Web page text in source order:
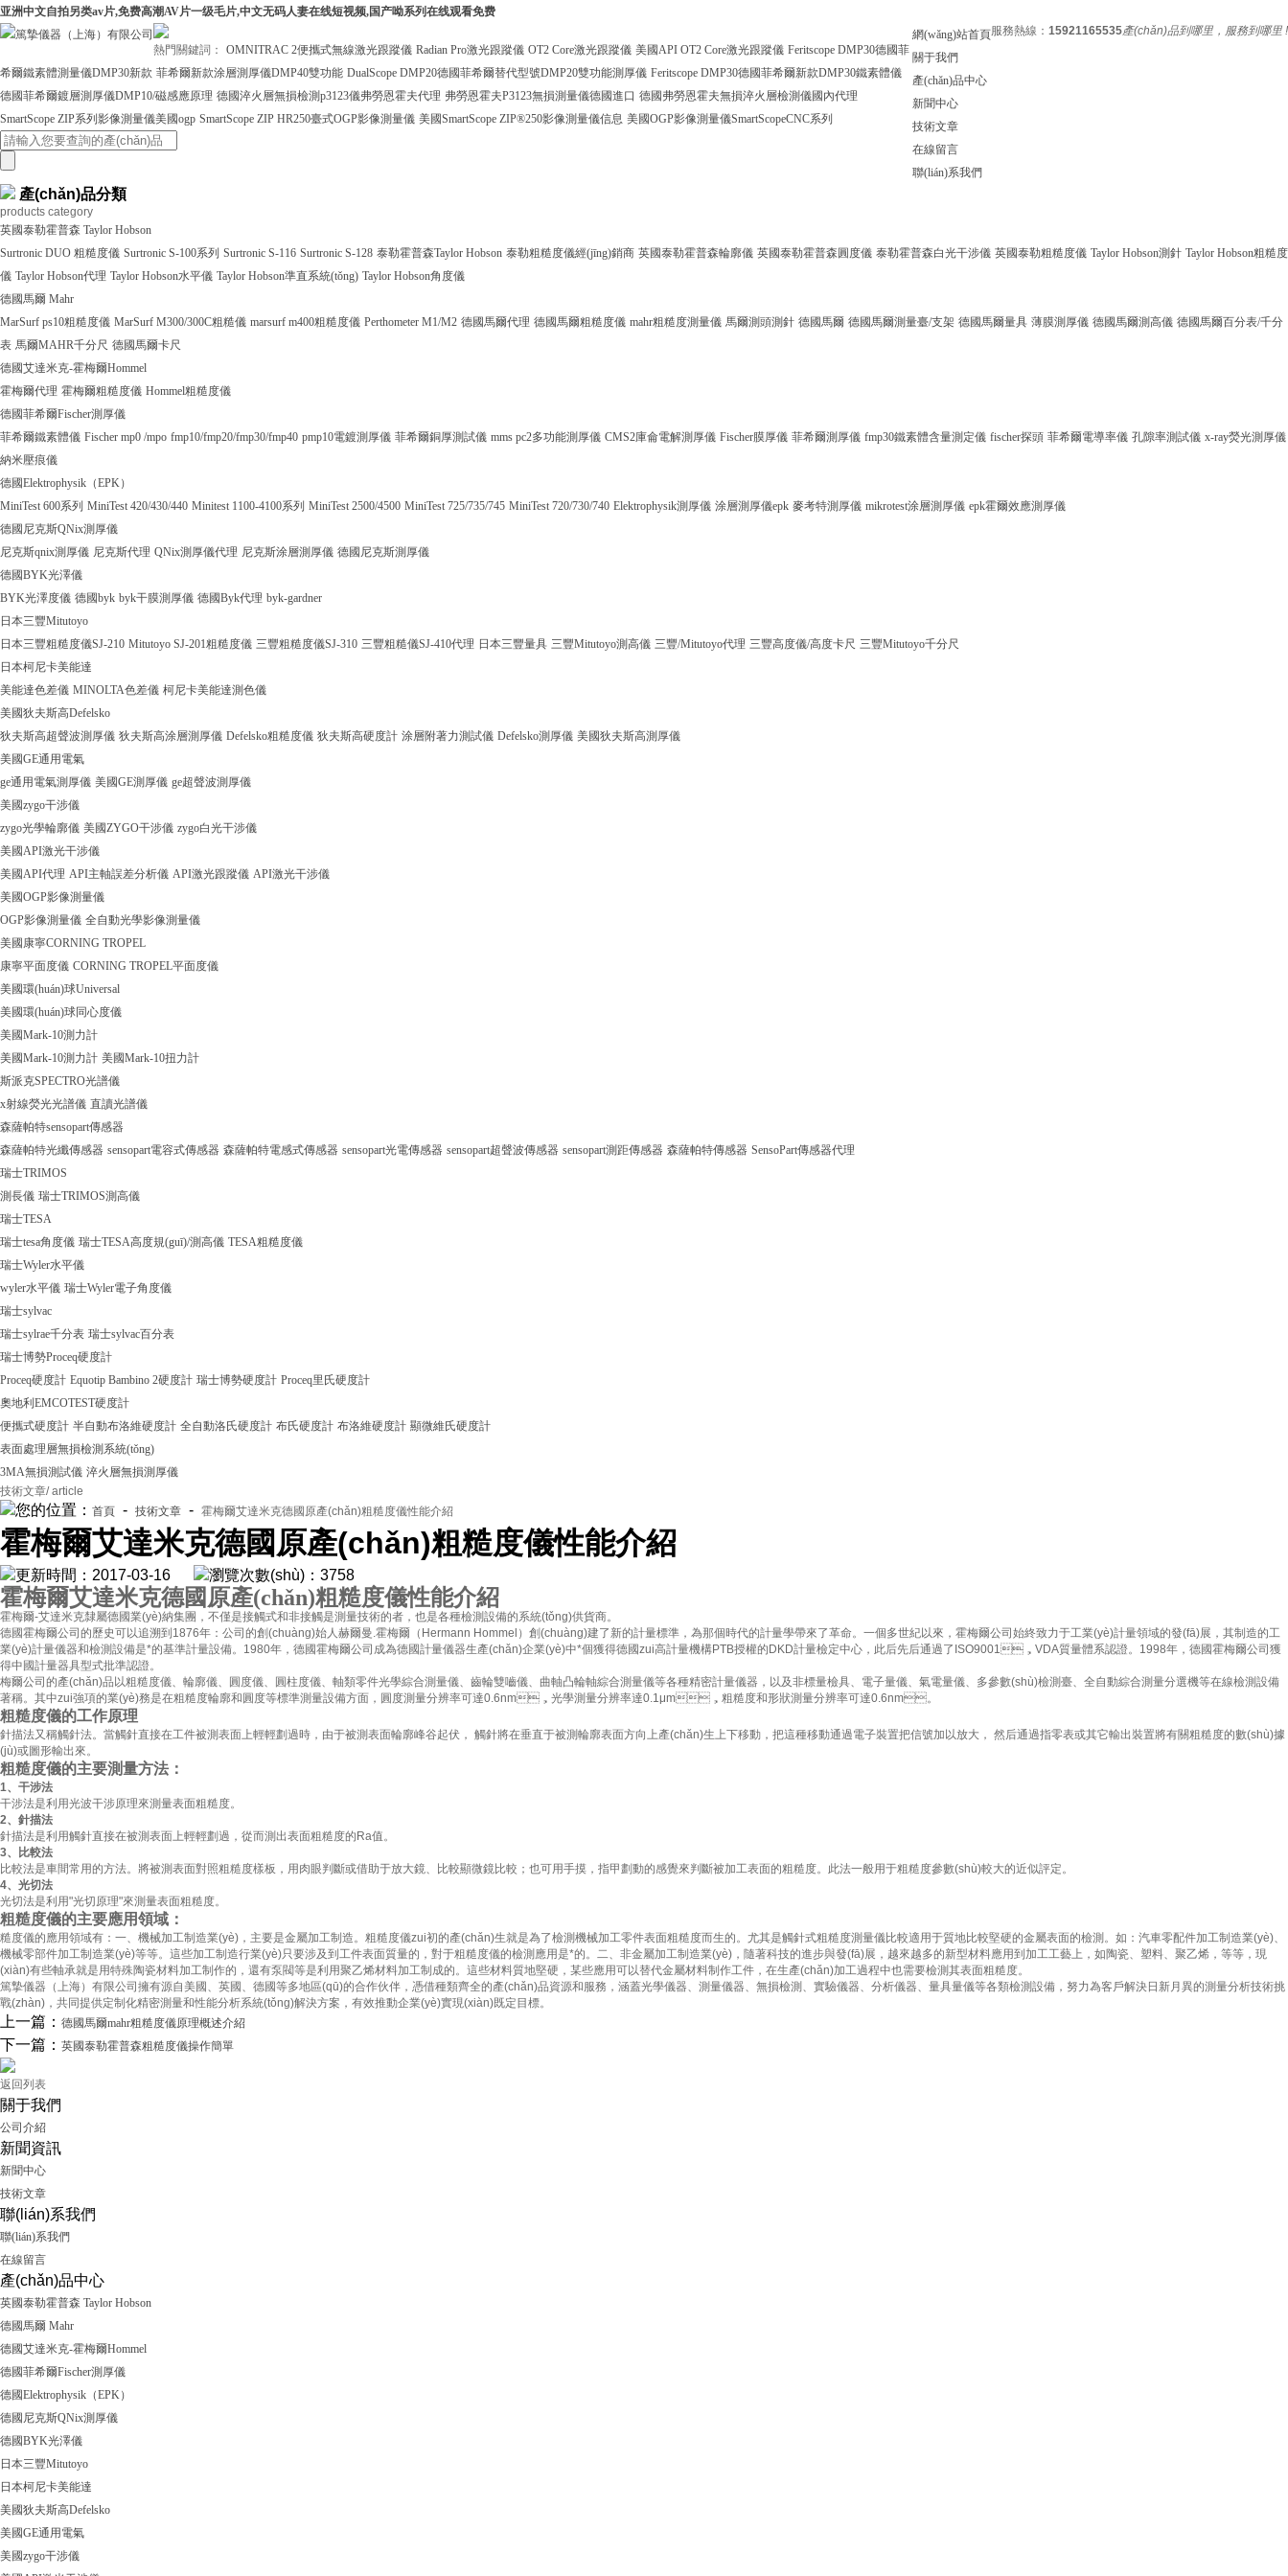
亚洲中文自拍另类av片,免费高潮AV片一级毛片,中文无码人妻在线短视频,国产呦系列在线观看免费
服務熱線： 15921165535產(chǎn)品到哪里，服務到哪里 !
網(wǎng)站首頁
關于我們
產(chǎn)品中心
新聞中心
技術文章
在線留言
聯(lián)系我們
熱門關鍵詞： OMNITRAC 2便攜式無線激光跟蹤儀 Radian Pro激光跟蹤儀 OT2 Core激光跟蹤儀 美國API OT2 Core激光跟蹤儀 Feritscope DMP30德國菲
希爾鐵素體測量儀DMP30新款 菲希爾新款涂層測厚儀DMP40雙功能 DualScope DMP20德國菲希爾替代型號DMP20雙功能測厚儀 Feritscope DMP30德國菲希爾新款DMP30鐵素體儀
德國菲希爾鍍層測厚儀DMP10/磁感應原理 德國淬火層無損檢測p3123儀弗勞恩霍夫代理 弗勞恩霍夫P3123無損測量儀德國進口 德國弗勞恩霍夫無損淬火層檢測儀國內代理
SmartScope ZIP系列影像測量儀美國ogp SmartScope ZIP HR250臺式OGP影像測量儀 美國SmartScope ZIP®250影像測量儀信息 美國OGP影像測量儀SmartScopeCNC系列
產(chǎn)品分類
products category
英國泰勒霍普森 Taylor Hobson
Surtronic DUO 粗糙度儀 Surtronic S-100系列 Surtronic S-116 Surtronic S-128 泰勒霍普森Taylor Hobson 泰勒粗糙度儀經(jīng)銷商 英國泰勒霍普森輪廓儀 英國泰勒霍普森圓度儀 泰勒霍普森白光干涉儀 英國泰勒粗糙度儀 Taylor Hobson測針 Taylor Hobson粗糙度
儀 Taylor Hobson代理 Taylor Hobson水平儀 Taylor Hobson準直系統(tǒng) Taylor Hobson角度儀
德國馬爾 Mahr
MarSurf ps10粗糙度儀 MarSurf M300/300C粗糙儀 marsurf m400粗糙度儀 Perthometer M1/M2 德國馬爾代理 德國馬爾粗糙度儀 mahr粗糙度測量儀 馬爾測頭測針 德國馬爾 德國馬爾測量臺/支架 德國馬爾量具 薄膜測厚儀 德國馬爾測高儀 德國馬爾百分表/千分
表 馬爾MAHR千分尺 德國馬爾卡尺
德國艾達米克-霍梅爾Hommel
霍梅爾代理 霍梅爾粗糙度儀 Hommel粗糙度儀
德國菲希爾Fischer測厚儀
菲希爾鐵素體儀 Fischer mp0 /mpo fmp10/fmp20/fmp30/fmp40 pmp10電鍍測厚儀 菲希爾銅厚測試儀 mms pc2多功能測厚儀 CMS2庫侖電解測厚儀 Fischer膜厚儀 菲希爾測厚儀 fmp30鐵素體含量測定儀 fischer探頭 菲希爾電導率儀 孔隙率測試儀 x-ray熒光測厚儀
納米壓痕儀
德國Elektrophysik（EPK）
MiniTest 600系列 MiniTest 420/430/440 Minitest 1100-4100系列 MiniTest 2500/4500 MiniTest 725/735/745 MiniTest 720/730/740 Elektrophysik測厚儀 涂層測厚儀epk 麥考特測厚儀 mikrotest涂層測厚儀 epk霍爾效應測厚儀
德國尼克斯QNix測厚儀
尼克斯qnix測厚儀 尼克斯代理 QNix測厚儀代理 尼克斯涂層測厚儀 德國尼克斯測厚儀
德國BYK光澤儀
BYK光澤度儀 德國byk byk干膜測厚儀 德國Byk代理 byk-gardner
日本三豐Mitutoyo
日本三豐粗糙度儀SJ-210 Mitutoyo SJ-201粗糙度儀 三豐粗糙度儀SJ-310 三豐粗糙儀SJ-410代理 日本三豐量具 三豐Mitutoyo測高儀 三豐/Mitutoyo代理 三豐高度儀/高度卡尺 三豐Mitutoyo千分尺
日本柯尼卡美能達
美能達色差儀 MINOLTA色差儀 柯尼卡美能達測色儀
美國狄夫斯高Defelsko
狄夫斯高超聲波測厚儀 狄夫斯高涂層測厚儀 Defelsko粗糙度儀 狄夫斯高硬度計 涂層附著力測試儀 Defelsko測厚儀 美國狄夫斯高測厚儀
美國GE通用電氣
ge通用電氣測厚儀 美國GE測厚儀 ge超聲波測厚儀
美國zygo干涉儀
zygo光學輪廓儀 美國ZYGO干涉儀 zygo白光干涉儀
美國API激光干涉儀
美國API代理 API主軸誤差分析儀 API激光跟蹤儀 API激光干涉儀
美國OGP影像測量儀
OGP影像測量儀 全自動光學影像測量儀
美國康寧CORNING TROPEL
康寧平面度儀 CORNING TROPEL平面度儀
美國環(huán)球Universal
美國環(huán)球同心度儀
美國Mark-10測力計
美國Mark-10測力計 美國Mark-10扭力計
斯派克SPECTRO光譜儀
x射線熒光光譜儀 直讀光譜儀
森薩帕特sensopart傳感器
森薩帕特光纖傳感器 sensopart電容式傳感器 森薩帕特電感式傳感器 sensopart光電傳感器 sensopart超聲波傳感器 sensopart測距傳感器 森薩帕特傳感器 SensoPart傳感器代理
瑞士TRIMOS
測長儀 瑞士TRIMOS測高儀
瑞士TESA
瑞士tesa角度儀 瑞士TESA高度規(guī)/測高儀 TESA粗糙度儀
瑞士Wyler水平儀
wyler水平儀 瑞士Wyler電子角度儀
瑞士sylvac
瑞士sylrae千分表 瑞士sylvac百分表
瑞士博勢Proceq硬度計
Proceq硬度計 Equotip Bambino 2硬度計 瑞士博勢硬度計 Proceq里氏硬度計
奧地利EMCOTEST硬度計
便攜式硬度計 半自動布洛維硬度計 全自動洛氏硬度計 布氏硬度計 布洛維硬度計 顯微維氏硬度計
表面處理層無損檢測系統(tǒng)
3MA無損測試儀 淬火層無損測厚儀
技術文章/ article
您的位置： 首頁 - 技術文章 - 霍梅爾艾達米克德國原產(chǎn)粗糙度儀性能介紹
霍梅爾艾達米克德國原產(chǎn)粗糙度儀性能介紹
更新時間：2017-03-16 瀏覽次數(shù)：3758
霍梅爾艾達米克德國原產(chǎn)粗糙度儀性能介紹
霍梅爾-艾達米克隸屬德國業(yè)納集團，不僅是接觸式和非接觸是測量技術的者，也是各種檢測設備的系統(tǒng)供貨商。
德國霍梅爾公司的歷史可以追溯到1876年：公司的創(chuàng)始人赫爾曼.霍梅爾（Hermann Hommel）創(chuàng)建了新的計量標準，為那個時代的計量學帶來了革命。一個多世紀以來，霍梅爾公司始終致力于工業(yè)計量領域的發(fā)展，其制造的工
業(yè)計量儀器和檢測設備是*的基準計量設備。1980年，德國霍梅爾公司成為德國計量儀器生產(chǎn)企業(yè)中*個獲得德國zui高計量機構PTB授權的DKD計量檢定中心，此后先后通過了ISO9001，VDA質量體系認證。1998年，德國霍梅爾公司獲
得中國計量器具型式批準認證。
梅爾公司的產(chǎn)品以粗糙度儀、輪廓儀、圓度儀、圓柱度儀、軸類零件光學綜合測量儀、齒輪雙嚙儀、曲軸凸輪軸綜合測量儀等各種精密計量儀器，以及非標量檢具、電子量儀、氣電量儀、多參數(shù)檢測臺、全自動綜合測量分選機等在線檢測設備
著稱。其中zui強項的業(yè)務是在粗糙度輪廓和圓度等標準測量設備方面，圓度測量分辨率可達0.6nm，光學測量分辨率達0.1μm，粗糙度和形狀測量分辨率可達0.6nm。
粗糙度儀的工作原理
針描法又稱觸針法。當觸針直接在工件被測表面上輕輕劃過時，由于被測表面輪廓峰谷起伏， 觸針將在垂直于被測輪廓表面方向上產(chǎn)生上下移動，把這種移動通過電子裝置把信號加以放大， 然后通過指零表或其它輸出裝置將有關粗糙度的數(shù)據
(jù)或圖形輸出來。
粗糙度儀的主要測量方法：
1、干涉法
干涉法是利用光波干涉原理來測量表面粗糙度。
2、針描法
針描法是利用觸針直接在被測表面上輕輕劃過，從而測出表面粗糙度的Ra值。
3、比較法
比較法是車間常用的方法。將被測表面對照粗糙度樣板，用肉眼判斷或借助于放大鏡、比較顯微鏡比較；也可用手摸，指甲劃動的感覺來判斷被加工表面的粗糙度。此法一般用于粗糙度參數(shù)較大的近似評定。
4、光切法
光切法是利用"光切原理"來測量表面粗糙度。
粗糙度儀的主要應用領域：
糙度儀的應用領域有：一、機械加工制造業(yè)，主要是金屬加工制造。粗糙度儀zui初的產(chǎn)生就是為了檢測機械加工零件表面粗糙度而生的。尤其是觸針式粗糙度測量儀比較適用于質地比較堅硬的金屬表面的檢測。如：汽車零配件加工制造業(yè)、
機械零部件加工制造業(yè)等等。這些加工制造行業(yè)只要涉及到工件表面質量的，對于粗糙度儀的檢測應用是*的。二、非金屬加工制造業(yè)，隨著科技的進步與發(fā)展，越來越多的新型材料應用到加工工藝上，如陶瓷、塑料、聚乙烯，等等，現
(xiàn)有些軸承就是用特殊陶瓷材料加工制作的，還有泵閥等是利用聚乙烯材料加工制成的。這些材料質地堅硬，某些應用可以替代金屬材料制作工件，在生產(chǎn)加工過程中也需要檢測其表面粗糙度。
篤摯儀器（上海）有限公司擁有源自美國、英國、德國等多地區(qū)的合作伙伴，憑借種類齊全的產(chǎn)品資源和服務，涵蓋光學儀器、測量儀器、無損檢測、實驗儀器、分析儀器、量具量儀等各類檢測設備，努力為客戶解決日新月異的測量分析技術挑
戰(zhàn)，共同提供定制化精密測量和性能分析系統(tǒng)解決方案，有效推動企業(yè)實現(xiàn)既定目標。
上一篇： 德國馬爾mahr粗糙度儀原理概述介紹
下一篇： 英國泰勒霍普森粗糙度儀操作簡單
返回列表
關于我們
公司介紹
新聞資訊
新聞中心
技術文章
聯(lián)系我們
聯(lián)系我們
在線留言
產(chǎn)品中心
英國泰勒霍普森 Taylor Hobson
德國馬爾 Mahr
德國艾達米克-霍梅爾Hommel
德國菲希爾Fischer測厚儀
德國Elektrophysik（EPK）
德國尼克斯QNix測厚儀
德國BYK光澤儀
日本三豐Mitutoyo
日本柯尼卡美能達
美國狄夫斯高Defelsko
美國GE通用電氣
美國zygo干涉儀